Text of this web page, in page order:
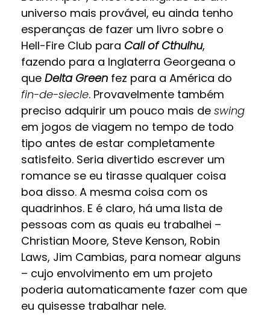
universo mais provável, eu ainda tenho
esperanças de fazer um livro sobre o
Hell-Fire Club para Call of Cthulhu,
fazendo para a Inglaterra Georgeana o
que Delta Greenfez para a América do
fin-de-siecle. Provavelmente também
preciso adquirir um pouco mais de swing
em jogos de viagem no tempo de todo
tipo antes de estar completamente
satisfeito. Seria divertido escrever um
romance se eu tirasse qualquer coisa
boa disso. A mesma coisa com os
quadrinhos. E é claro, há uma lista de
pessoas com as quais eu trabalhei –
Christian Moore, Steve Kenson, Robin
Laws, Jim Cambias, para nomear alguns
– cujo envolvimento em um projeto
poderia automaticamente fazer com que
eu quisesse trabalhar nele.